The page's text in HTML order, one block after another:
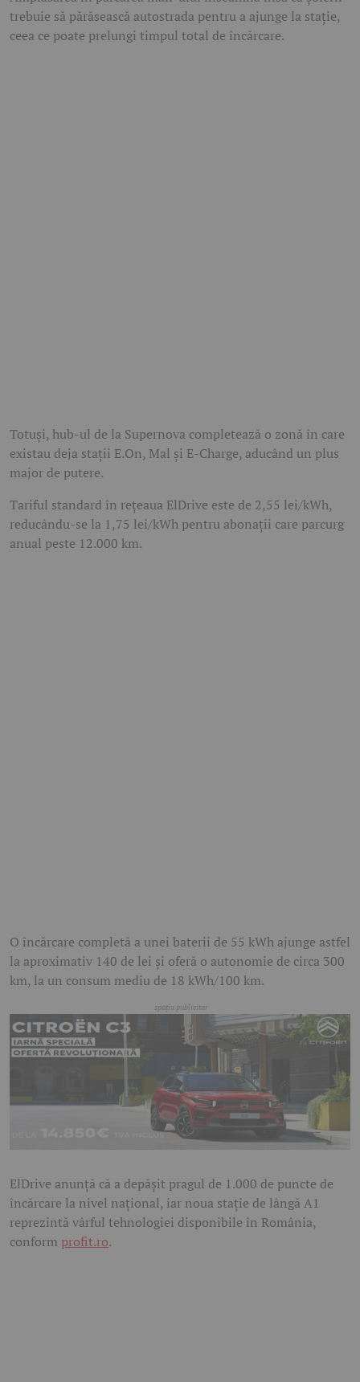
trebuie să părăsească autostrada pentru a ajunge la stație,
ceea ce poate prelungi timpul total de încărcare.
Totuși, hub-ul de la Supernova completează o zonă în care
existau deja stații E.On, Mal și E-Charge, aducând un plus
major de putere.
Tariful standard în rețeaua ElDrive este de 2,55 lei/kWh,
reducându-se la 1,75 lei/kWh pentru abonații care parcurg
anual peste 12.000 km.
O încărcare completă a unei baterii de 55 kWh ajunge astfel
la aproximativ 140 de lei și oferă o autonomie de circa 300
km, la un consum mediu de 18 kWh/100 km.
ElDrive anunță că a depășit pragul de 1.000 de puncte de
încărcare la nivel național, iar noua stație de lângă A1
reprezintă vârful tehnologiei disponibile în România,
conform profit.ro.